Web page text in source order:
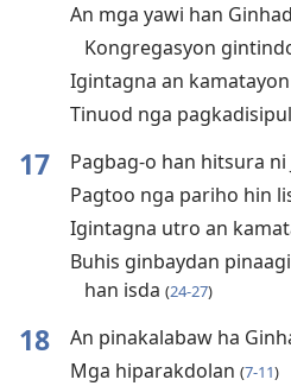
An mga yawi han
Kongregasyon
Igintagna an kamatayon
Tinuod nga
17 Pagbag-o han hitsura ni
Pagtoo nga pariho hin
Igintagna utro an
Buhis ginbaydan
han isda (24-27)
18 An pinakalabaw ha
Mga hiparakdolan (7-11)